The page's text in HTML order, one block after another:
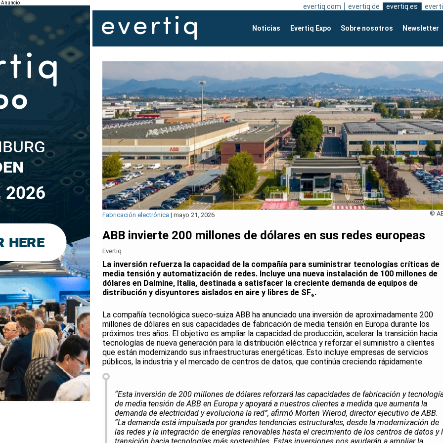
Anuncio evertiq.com evertiq.de evertiq.es
Noticias Evertiq Expo Sobre nosotros Newsletter
©
Fabricación electrónica | mayo 21, 2026
ABB invierte 200 millones de dólares en sus redes europeas
Evertiq
La inversión refuerza la capacidad de la compañía para suministrar tecnologías críticas de
media tensión y automatización de redes. Incluye una nueva instalación de 100 millones de
dólares en Dalmine, Italia, destinada a satisfacer la creciente demanda de equipos de
distribución y disyuntores aislados en aire y libres de SF₆.
La compañía tecnológica sueco-suiza ABB ha anunciado una inversión de aproximadamente 200
millones de dólares en sus capacidades de fabricación de media tensión en Europa durante los
próximos tres años. El objetivo es ampliar la capacidad de producción, acelerar la transición hacia
tecnologías de nueva generación para la distribución eléctrica y reforzar el suministro a clientes
que están modernizando sus infraestructuras energéticas. Esto incluye empresas de servicios
públicos, la industria y el mercado de centros de datos, que continúa creciendo rápidamente.
“Esta inversión de 200 millones de dólares reforzará las capacidades de fabricación y
de media tensión de ABB en Europa y apoyará a nuestros clientes a medida que aumenta la
demanda de electricidad y evoluciona la red”, afirmó Morten Wierod, director ejecutivo de ABB.
“La demanda está impulsada por grandes tendencias estructurales, desde la modernización de
las redes y la integración de energías renovables hasta el crecimiento de los centros de datos y